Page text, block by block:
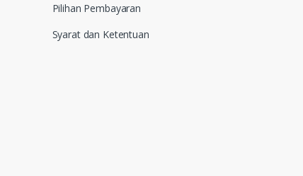
Pilihan Pembayaran
Syarat dan Ketentuan